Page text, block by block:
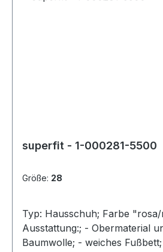
superfit - 1-000281-5500
Größe: 28
Typ: Hausschuh; Farbe
Ausstattung:; - Obermaterial
Baumwolle; - weiches